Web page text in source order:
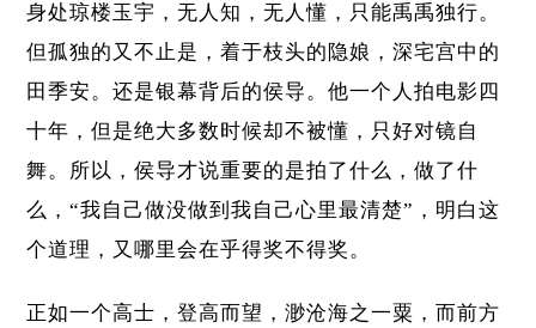
身处琼楼玉宇，无人知，无人懂，只能禹禹独行。
但孤独的又不止是，着于枝头的隐娘，深宅宫中的
田季安。还是银幕背后的侯导。他一个人拍电影四
十年，但是绝大多数时候却不被懂，只好对镜自
舞。所以，侯导才说重要的是拍了什么，做了什
么，“我自己做没做到我自己心里最清楚”，明白这
个道理，又哪里会在乎得奖不得奖。
正如一个高士，登高而望，渺沧海之一粟，而前方